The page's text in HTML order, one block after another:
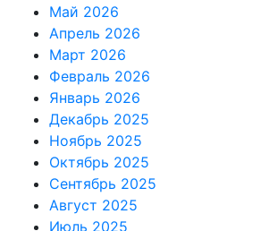
Май 2026
Апрель 2026
Март 2026
Февраль 2026
Январь 2026
Декабрь 2025
Ноябрь 2025
Октябрь 2025
Сентябрь 2025
Август 2025
Июль 2025